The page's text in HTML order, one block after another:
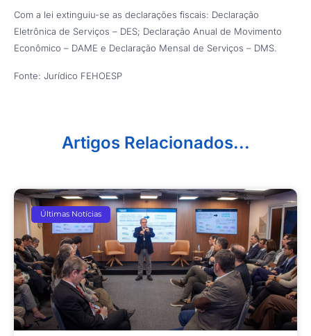
Com a lei extinguiu-se as declarações fiscais: Declaração
Eletrônica de Serviços – DES; Declaração Anual de Movimento
Econômico – DAME e Declaração Mensal de Serviços – DMS.
Fonte: Jurídico FEHOESP
Artigos Relacionados...
Últimas Notícias